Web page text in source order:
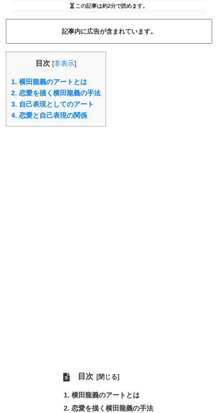
この記事は約2分で読めます。
記事内に広告が含まれています。
目次 [非表示]
1. 横田龍義のアートとは
2. 恋愛を描く横田龍義の手法
3. 自己表現としてのアート
4. 恋愛と自己表現の関係
目次
横田龍義のアートとは
恋愛を描く横田龍義の手法